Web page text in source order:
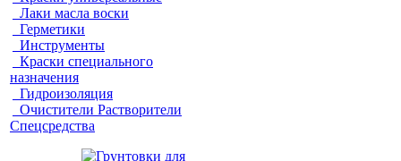
Лаки масла воски
Герметики
Инструменты
Краски специального
назначения
Гидроизоляция
Очистители Растворители
Спецсредства